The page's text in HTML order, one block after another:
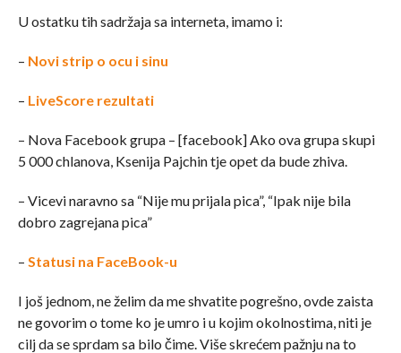
U ostatku tih sadržaja sa interneta, imamo i:
– Novi strip o ocu i sinu
– LiveScore rezultati
– Nova Facebook grupa – [facebook] Ako ova grupa skupi
5 000 chlanova, Ksenija Pajchin tje opet da bude zhiva.
– Vicevi naravno sa “Nije mu prijala pica”, “Ipak nije bila
dobro zagrejana pica”
– Statusi na FaceBook-u
I još jednom, ne želim da me shvatite pogrešno, ovde zaista
ne govorim o tome ko je umro i u kojim okolnostima, niti je
cilj da se sprdam sa bilo čime. Više skrećem pažnju na to